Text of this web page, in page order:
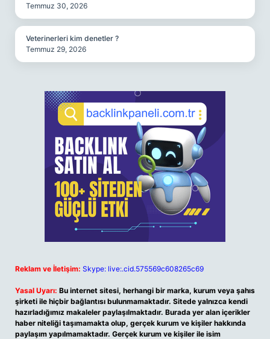
Temmuz 30, 2026
Veterinerleri kim denetler ?
Temmuz 29, 2026
Reklam ve İletişim: Skype: live:.cid.575569c608265c69
Yasal Uyarı: Bu internet sitesi, herhangi bir marka, kurum veya şahıs
şirketi ile hiçbir bağlantısı bulunmamaktadır. Sitede yalnızca kendi
hazırladığımız makaleler paylaşılmaktadır. Burada yer alan içerikler
haber niteliği taşımamakta olup, gerçek kurum ve kişiler hakkında
paylaşım yapılmamaktadır. Gerçek kurum ve kişiler ile isim